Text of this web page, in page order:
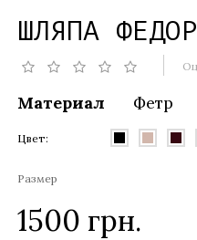
ШЛЯПА
Материал Фетр
Цвет:
Размер
1500 грн.